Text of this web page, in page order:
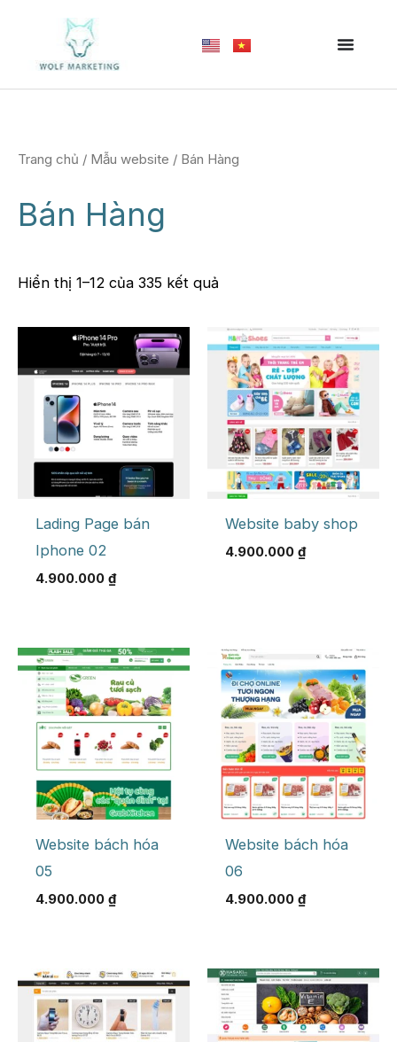
dung
Trang chủ / Mẫu website / Bán Hàng
Bán Hàng
Hiển thị 1–12 của 335 kết quả
Lading Page bán
Iphone 02
4.900.000 ₫
Website baby shop
4.900.000 ₫
Website bách hóa
05
4.900.000 ₫
Website bách hóa
06
4.900.000 ₫